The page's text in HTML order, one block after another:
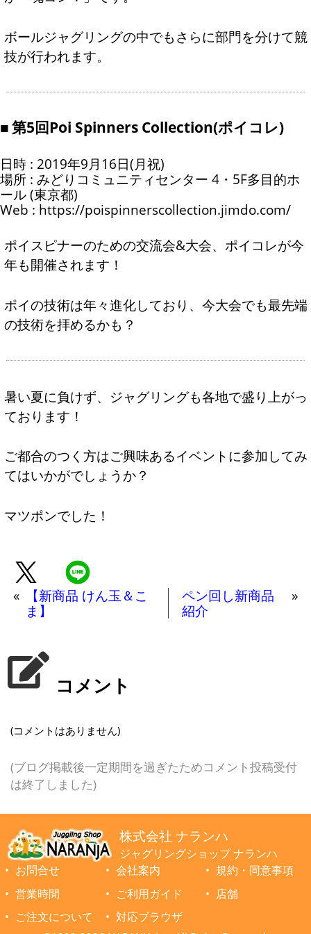
ボールジャグリングの中でもさらに部門を分けて競
技が行われます。
第5回Poi Spinners Collection(ポイコレ)
日時 : 2019年9月16日(月祝)
場所 : みどりコミュニティセンター 4・5F多目的ホ
ール (東京都)
Web : https://poispinnerscollection.jimdo.com/
ポイスピナーのための交流会&大会、ポイコレが今
年も開催されます！
ポイの技術は年々進化しており、今大会でも最先端
の技術を拝めるかも？
暑い夏に負けず、ジャグリングも各地で盛り上がっ
ております！
ご都合のつく方はご興味あるイベントに参加してみ
てはいかがでしょうか？
マツポンでした！
«
【新商品 けん玉＆こ
ま】
ペン回し新商品
紹介
»
コメント
(コメントはありません)
(ブログ掲載後一定期間を過ぎたためコメント投稿受付
は終了しました)
株式会社 ナランハ
ジャグリングショップ ナランハ
お問合せ
会社案内
規約・同意事項
営業時間
ご利用ガイド
店舗
ご注文について
対応ブラウザ